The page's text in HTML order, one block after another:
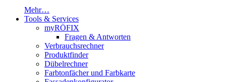
Mehr…
Tools & Services
myRÖFIX
Fragen & Antworten
Verbrauchsrechner
Produktfinder
Dübelrechner
Farbtonfächer und Farbkarte